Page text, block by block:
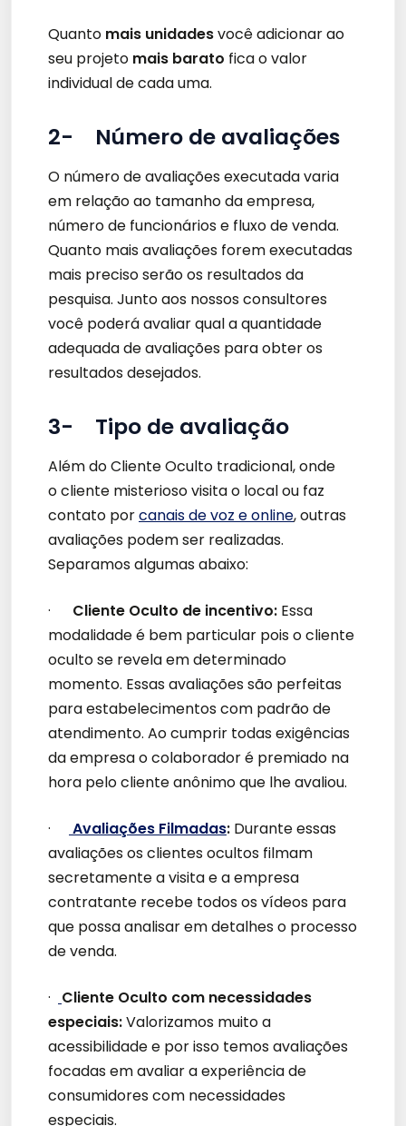
Quanto mais unidadesvocê adicionar ao
seu projeto mais barato fica o valor
individual de cada uma.
2- Número de avaliações
O número de avaliações executada varia
em relação ao tamanho da empresa,
número de funcionários e fluxo de venda.
Quanto mais avaliações forem executadas
mais preciso serão os resultados da
pesquisa. Junto aos nossos consultores
você poderá avaliar qual a quantidade
adequada de avaliações para obter os
resultados desejados.
3- Tipo de avaliação
Além do Cliente Oculto tradicional, onde
o cliente misterioso visita o local ou faz
contato porcanais de voz e online, outras
avaliações podem ser realizadas.
Separamos algumas abaixo:
· Cliente Oculto de incentivo: Essa
modalidade é bem particular pois o cliente
oculto se revela em determinado
momento. Essas avaliações são perfeitas
para estabelecimentos com padrão de
atendimento. Ao cumprir todas exigências
da empresa o colaborador é premiado na
hora pelo cliente anônimo que lhe avaliou.
· Avaliações Filmadas: Durante essas
avaliações os clientes ocultos filmam
secretamente a visita e a empresa
contratante recebe todos os vídeos para
que possa analisar em detalhes o processo
de venda.
·
Cliente Oculto com necessidades
especiais:Valorizamos muito a
acessibilidade e por isso temos avaliações
focadas em avaliar a experiência de
consumidores com necessidades
especiais.